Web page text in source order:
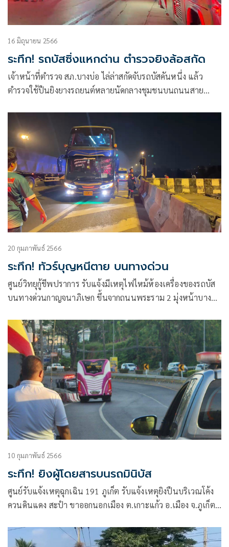
16 มิถุนายน 2566
ระทึก! รถบัสซิ่งแหกด่าน ตำรวจยิงล้อสกัด
เจ้าหน้าที่ตำรวจ สภ.บางบ่อ ไล่ล่าสกัดจับรถบัสคันหนึ่ง แล้ว
ตำรวจใช้ปืนยิงยางรถยนต์หลายนัดกลางชุมชนบนถนนสาย
20 กุมภาพันธ์ 2566
ระทึก! ทัวร์บุญหนีตาย บนทางด่วน
ศูนย์วิทยุกู้ชีพปราการ รับแจ้งมีเหตุไฟไหม้ห้องเครื่องของรถบัส
บนทางด่วนกาญจนาภิเษก ขึ้นจากถนนพระราม 2 มุ่งหน้าบางนา
10 กุมภาพันธ์ 2566
ระทึก! ยิงผู้โดยสารบนรถมินิบัส
ศูนย์รับแจ้งเหตุฉุกเฉิน 191 ภูเก็ต รับแจ้งเหตุยิงปืนบริเวณโค้ง
ควนดินแดง สะปำ ขาออกนอกเมือง ต.เกาะแก้ว อ.เมือง จ.ภูเก็ต